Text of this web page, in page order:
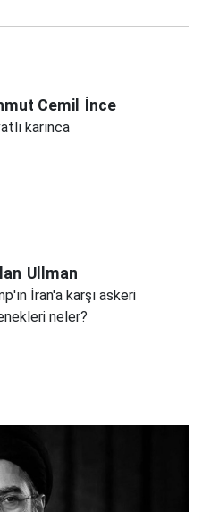
Cemil İnce
karınca
Ullman
İran'a karşı askeri
neler?